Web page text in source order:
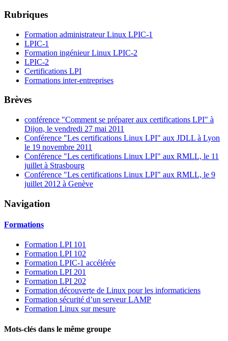
Rubriques
Formation administrateur Linux LPIC-1
LPIC-1
Formation ingénieur Linux LPIC-2
LPIC-2
Certifications LPI
Formations inter-entreprises
Brèves
conférence "Comment se préparer aux certifications LPI" à
Dijon, le vendredi 27 mai 2011
Conférence "Les certifications Linux LPI" aux JDLL à Lyon
le 19 novembre 2011
Conférence "Les certifications Linux LPI" aux RMLL, le 11
juillet à Strasbourg
Conférence "Les certifications Linux LPI" aux RMLL, le 9
juillet 2012 à Genève
Navigation
Formations
Formation LPI 101
Formation LPI 102
Formation LPIC-1 accélérée
Formation LPI 201
Formation LPI 202
Formation découverte de Linux pour les informaticiens
Formation sécurité d’un serveur LAMP
Formation Linux sur mesure
Mots-clés dans le même groupe